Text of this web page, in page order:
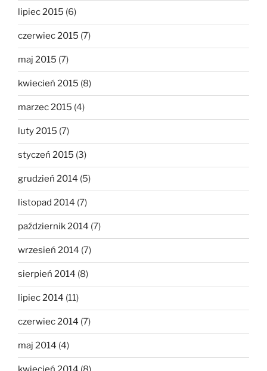
lipiec 2015 (6)
czerwiec 2015 (7)
maj 2015 (7)
kwiecień 2015 (8)
marzec 2015 (4)
luty 2015 (7)
styczeń 2015 (3)
grudzień 2014 (5)
listopad 2014 (7)
październik 2014 (7)
wrzesień 2014 (7)
sierpień 2014 (8)
lipiec 2014 (11)
czerwiec 2014 (7)
maj 2014 (4)